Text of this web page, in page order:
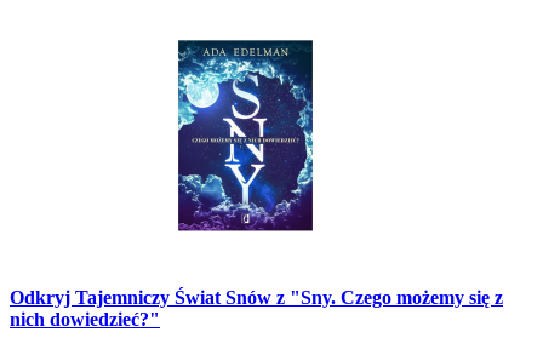
Odkryj Tajemniczy Świat Snów z "Sny. Czego możemy się z
nich dowiedzieć?"